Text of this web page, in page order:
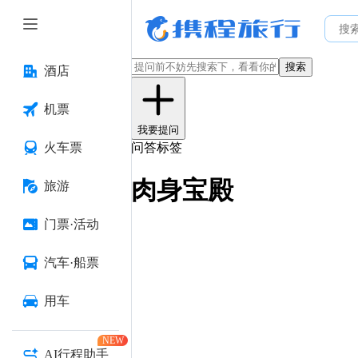
酒店
机票
火车票
旅游
门票·活动
汽车·船票
用车
AI行程助手
NEW
搜索
我要提问
问答标签
肉身宝殿